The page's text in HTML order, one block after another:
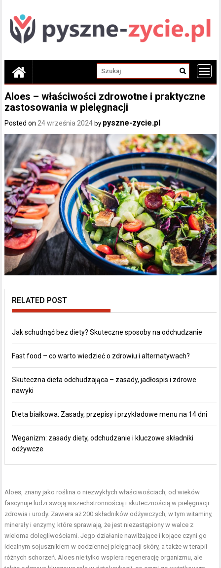
content
Aloes – właściwości zdrowotne i praktyczne
zastosowania w pielęgnacji
Posted on 24 września 2024 by pyszne-zycie.pl
RELATED POST
Jak schudnąć bez diety? Skuteczne sposoby na odchudzanie
Fast food – co warto wiedzieć o zdrowiu i alternatywach?
Skuteczna dieta odchudzająca – zasady, jadłospis i zdrowe
nawyki
Dieta białkowa: Zasady, przepisy i przykładowe menu na 14 dni
Weganizm: zasady diety, odchudzanie i kluczowe składniki
odżywcze
Aloes, znany jako roślina o niezwykłych właściwościach, od wieków
fascynuje ludzi swoją wszechstronnością i skutecznością w pielęgnacji
zdrowia i urody. Zawiera aż 200 składników odżywczych, w tym witaminy,
minerały i enzymy, które sprawiają, że jest niezastąpiony w walce z
wieloma dolegliwościami. Jego działanie nawilżające i kojące czyni go
idealnym sojusznikiem w codziennej pielęgnacji skóry, a także w terapii
różnych schorzeń. Aloes nie tylko wspiera regenerację organizmu, ale